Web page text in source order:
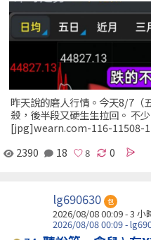
昨天說的磨人行情。今天8/7（
殺，後半段又硬生生拉回。 不
[jpg]wearn.com-116-11508-
2390
18 0
lg690630 包
2026/08/08 00:09 -3 小
2026/08/08 00:09 -